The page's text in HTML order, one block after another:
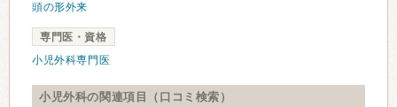
頭の形外来
専門医・資格
小児外科専門医
小児外科の関連項目（口コミ検索）